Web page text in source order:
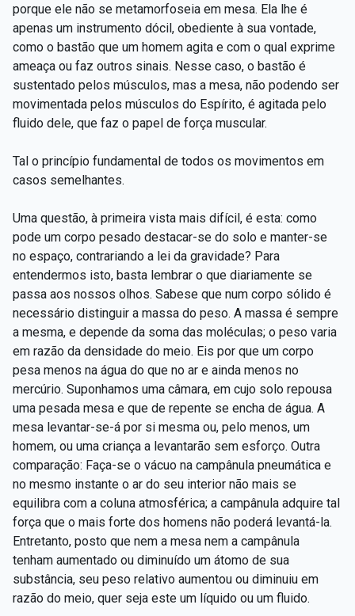
porque ele não se metamorfoseia em mesa. Ela lhe é
apenas um instrumento dócil, obediente à sua vontade,
como o bastão que um homem agita e com o qual exprime
ameaça ou faz outros sinais. Nesse caso, o bastão é
sustentado pelos músculos, mas a mesa, não podendo ser
movimentada pelos músculos do Espírito, é agitada pelo
fluido dele, que faz o papel de força muscular.
Tal o princípio fundamental de todos os movimentos em
casos semelhantes.
Uma questão, à primeira vista mais difícil, é esta: como
pode um corpo pesado destacar-se do solo e manter-se
no espaço, contrariando a lei da gravidade? Para
entendermos isto, basta lembrar o que diariamente se
passa aos nossos olhos. Sabese que num corpo sólido é
necessário distinguir a massa do peso. A massa é sempre
a mesma, e depende da soma das moléculas; o peso varia
em razão da densidade do meio. Eis por que um corpo
pesa menos na água do que no ar e ainda menos no
mercúrio. Suponhamos uma câmara, em cujo solo repousa
uma pesada mesa e que de repente se encha de água. A
mesa levantar-se-á por si mesma ou, pelo menos, um
homem, ou uma criança a levantarão sem esforço. Outra
comparação: Faça-se o vácuo na campânula pneumática e
no mesmo instante o ar do seu interior não mais se
equilibra com a coluna atmosférica; a campânula adquire tal
força que o mais forte dos homens não poderá levantá-la.
Entretanto, posto que nem a mesa nem a campânula
tenham aumentado ou diminuído um átomo de sua
substância, seu peso relativo aumentou ou diminuiu em
razão do meio, quer seja este um líquido ou um fluido.